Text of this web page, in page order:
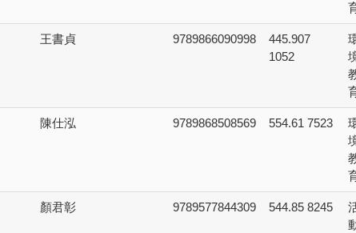
王書貞 9789866090998
445.907
1052
陳仕泓 9789868508569 554.61 7523
顏君彰 9789577844309 544.85 8245